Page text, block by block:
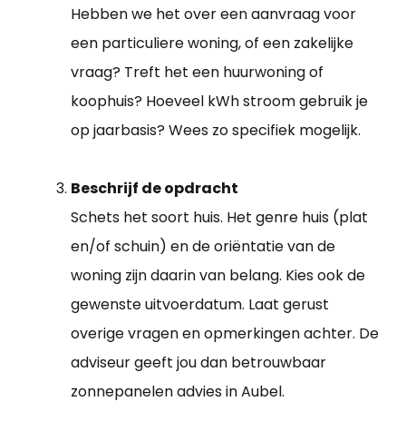
Hebben we het over een aanvraag voor
een particuliere woning, of een zakelijke
vraag? Treft het een huurwoning of
koophuis? Hoeveel kWh stroom gebruik je
op jaarbasis? Wees zo specifiek mogelijk.
Beschrijf de opdracht
Schets het soort huis. Het genre huis (plat
en/of schuin) en de oriëntatie van de
woning zijn daarin van belang. Kies ook de
gewenste uitvoerdatum. Laat gerust
overige vragen en opmerkingen achter. De
adviseur geeft jou dan betrouwbaar
zonnepanelen advies in Aubel.